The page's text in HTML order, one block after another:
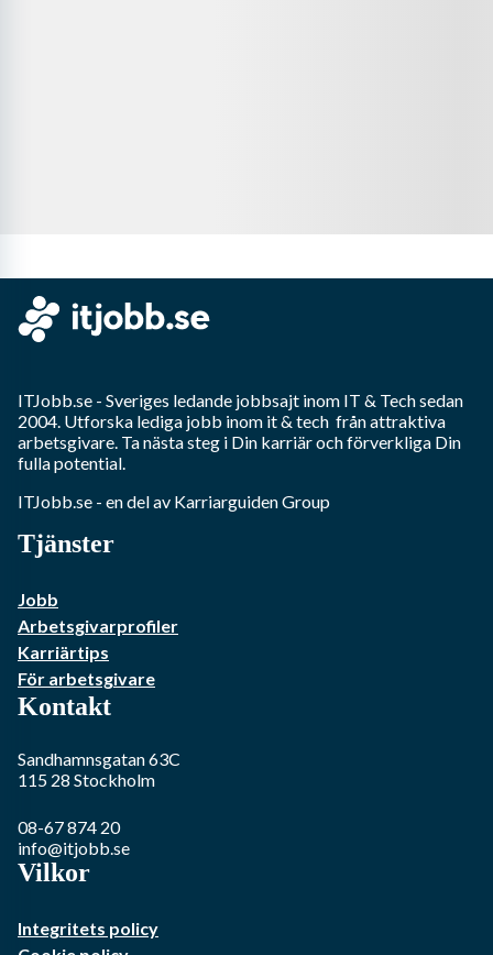
ITJobb.se - Sveriges ledande jobbsajt inom IT & Techsedan
2004. Utforska lediga jobb inom it & tech från attraktiva
arbetsgivare. Ta nästa steg i Din karriär och förverkliga Din
fulla potential.
ITJobb.se - en del av Karriarguiden Group
Tjänster
Jobb
Arbetsgivarprofiler
Karriärtips
För arbetsgivare
Kontakt
Sandhamnsgatan 63C
115 28 Stockholm
08-67 874 20
info@itjobb.se
Vilkor
Integritets policy